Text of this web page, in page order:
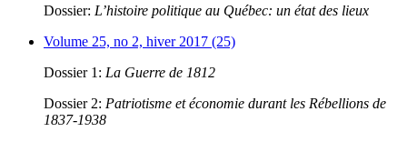
Dossier: L’histoire politique au Québec: un état des lieux
Volume 25, no 2, hiver 2017 (25)
Dossier 1: La Guerre de 1812
Dossier 2: Patriotisme et économie durant les Rébellions de
1837-1938